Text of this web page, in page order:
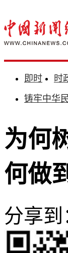
即时 时
铸牢中华
为何
何做
分享到